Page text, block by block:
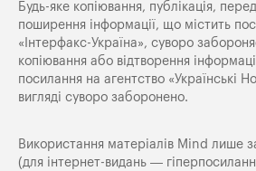
Будь-яке копiювання, публiкацiя,
поширення iнформацiї, що мiстить
«Iнтерфакс-Україна», суворо
копіювання або відтворення
посилання на агентство «Українські
вигляді суворо заборонено.
Використання матеріалів Mind лише
(для інтернет-видань —